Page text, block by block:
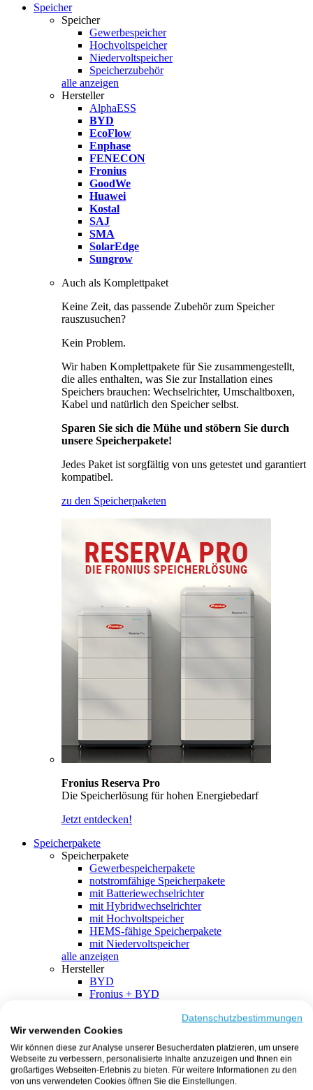
Speicher
Speicher
Gewerbespeicher
Hochvoltspeicher
Niedervoltspeicher
Speicherzubehör
alle anzeigen
Hersteller
AlphaESS
BYD
EcoFlow
Enphase
FENECON
Fronius
GoodWe
Huawei
Kostal
SAJ
SMA
SolarEdge
Sungrow
Auch als Komplettpaket
Keine Zeit, das passende Zubehör zum Speicher
rauszusuchen?
Kein Problem.
Wir haben Komplettpakete für Sie zusammengestellt,
die alles enthalten, was Sie zur Installation eines
Speichers brauchen: Wechselrichter, Umschaltboxen,
Kabel und natürlich den Speicher selbst.
Sparen Sie sich die Mühe und stöbern Sie durch
unsere Speicherpakete!
Jedes Paket ist sorgfältig von uns getestet und garantiert
kompatibel.
zu den Speicherpaketen
Fronius Reserva Pro
Die Speicherlösung für hohen Energiebedarf
Jetzt entdecken!
Speicherpakete
Speicherpakete
Gewerbespeicherpakete
notstromfähige Speicherpakete
mit Batteriewechselrichter
mit Hybridwechselrichter
mit Hochvoltspeicher
HEMS-fähige Speicherpakete
mit Niedervoltspeicher
alle anzeigen
Hersteller
BYD
Fronius + BYD
SMA + BYD
EcoFlow
EcoFlow + EcoFlow
FENECON
FENECON + FENECON
Datenschutzbestimmungen
Wir verwenden Cookies
Wir können diese zur Analyse unserer Besucherdaten platzieren, um unsere
Webseite zu verbessern, personalisierte Inhalte anzuzeigen und Ihnen ein
großartiges Webseiten-Erlebnis zu bieten. Für weitere Informationen zu den
von uns verwendeten Cookies öffnen Sie die Einstellungen.